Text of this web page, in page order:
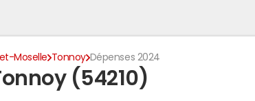
Moselle Tonnoy Dépenses 2024
(54210)